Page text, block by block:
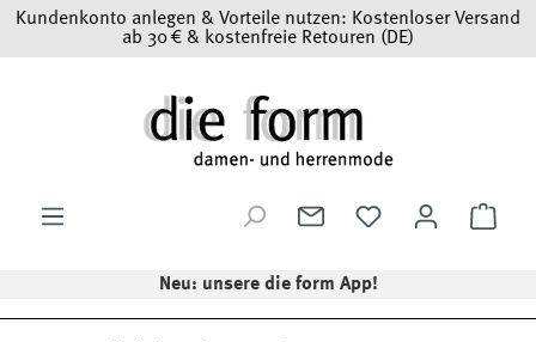
Zum Hauptinhalt springen
Kundenkonto anlegen & Vorteile nutzen: Kostenloser Versand
ab 30 € & kostenfreie Retouren (DE)
Neu: unsere die form App!